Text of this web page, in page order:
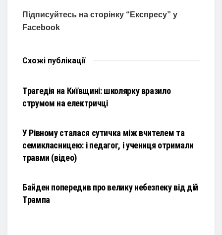
Підписуйтесь на сторінку “Експресу” у
Facebook
Схожі публікації
Трагедія на Київщині: школярку вразило
струмом на електричці
У Рівному сталася сутичка між вчителем та
семикласницею: і педагог, і учениця отримали
травми (відео)
Байден попередив про велику небезпеку від дій
Трампа